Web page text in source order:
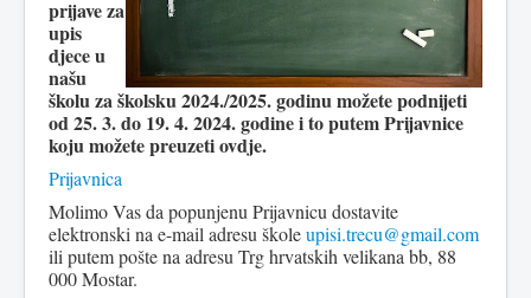
prijave za
upis
djece u
našu
školu za školsku 2024./2025. godinu možete podnijeti
od 25. 3. do 19. 4. 2024. godine i to putem Prijavnice
koju možete preuzeti ovdje.
Prijavnica
Molimo Vas da popunjenu Prijavnicu dostavite
elektronski na e-mail adresu školeupisi.trecu@gmail.com
ili putem pošte na adresu Trg hrvatskih velikana bb, 88
000 Mostar.